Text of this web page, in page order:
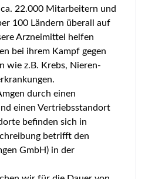
22.000 Mitarbeitern und
100 Ländern überall auf
Arzneimittel helfen
bei ihrem Kampf gegen
wie z.B. Krebs, Nieren-
durch einen
einen Vertriebsstandort
befinden sich in
betrifft den
GmbH) in der